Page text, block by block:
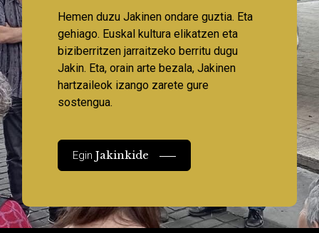
Hemen duzu Jakinen ondare guztia. Eta
gehiago. Euskal kultura elikatzen eta
biziberritzen jarraitzeko berritu dugu
Jakin. Eta, orain arte bezala, Jakinen
hartzaileok izango zarete gure
sostengua.
EginJakinkide